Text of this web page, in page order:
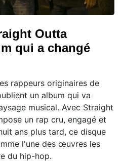
Outta
qui a changé
rappeurs originaires de
un album qui va
musical. Avec Straight
un rap cru, engagé et
ans plus tard, ce disque
l'une des œuvres les
du hip-hop.